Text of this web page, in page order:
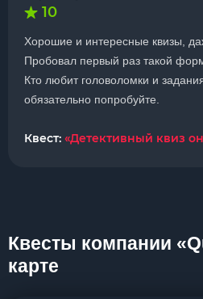
10
Хорошие и интересные квизы,
Пробовал первый раз такой
Кто любит головоломки и
обязательно попробуйте.
Квест: «Детективный квиз
Квесты компании
карте